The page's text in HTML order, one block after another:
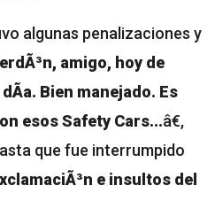
algunas penalizaciones y
amigo, hoy de
Bien manejado. Es
esos Safety Cars...â€,
que fue interrumpido
e insultos del